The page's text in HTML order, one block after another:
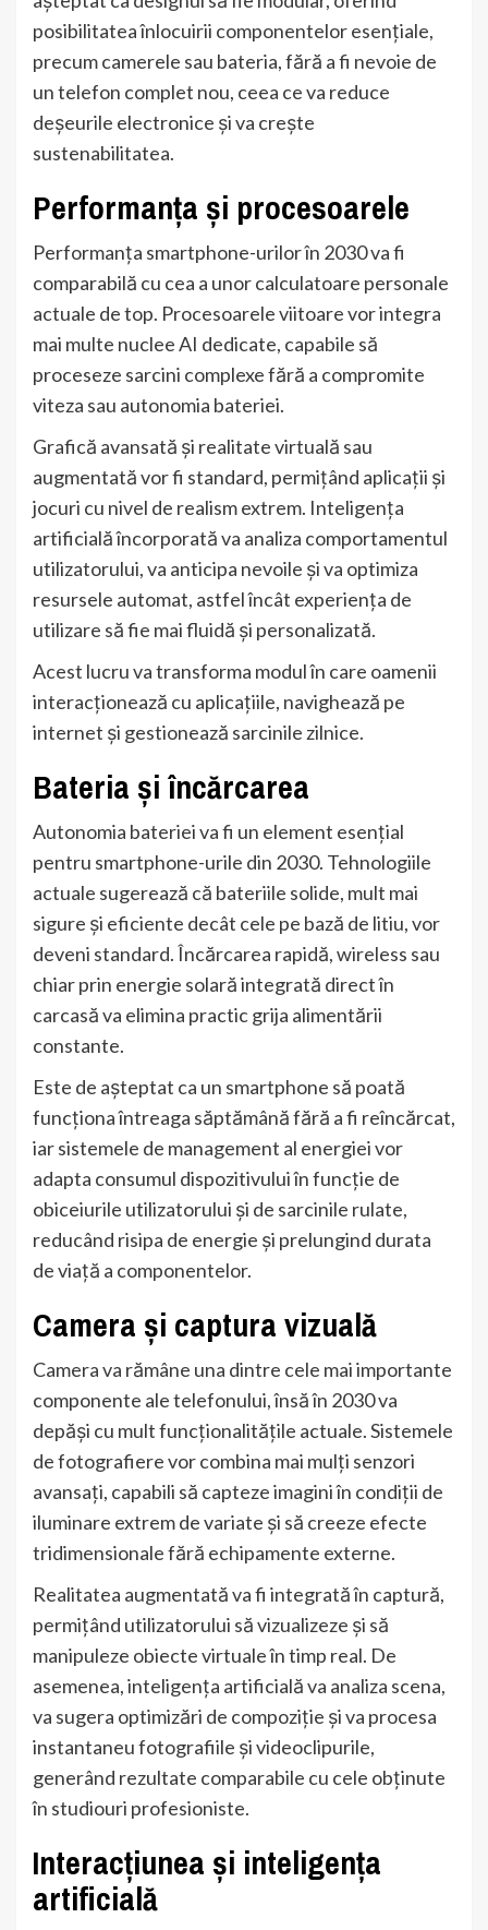
posibilitatea înlocuirii componentelor esențiale,
precum camerele sau bateria, fără a fi nevoie de
un telefon complet nou, ceea ce va reduce
deșeurile electronice și va crește
sustenabilitatea.
Performanța și procesoarele
Performanța smartphone-urilor în 2030 va fi
comparabilă cu cea a unor calculatoare personale
actuale de top. Procesoarele viitoare vor integra
mai multe nuclee AI dedicate, capabile să
proceseze sarcini complexe fără a compromite
viteza sau autonomia bateriei.
Grafică avansată și realitate virtuală sau
augmentată vor fi standard, permițând aplicații și
jocuri cu nivel de realism extrem. Inteligența
artificială încorporată va analiza comportamentul
utilizatorului, va anticipa nevoile și va optimiza
resursele automat, astfel încât experiența de
utilizare să fie mai fluidă și personalizată.
Acest lucru va transforma modul în care oamenii
interacționează cu aplicațiile, navighează pe
internet și gestionează sarcinile zilnice.
Bateria și încărcarea
Autonomia bateriei va fi un element esențial
pentru smartphone-urile din 2030. Tehnologiile
actuale sugerează că bateriile solide, mult mai
sigure și eficiente decât cele pe bază de litiu, vor
deveni standard. Încărcarea rapidă, wireless sau
chiar prin energie solară integrată direct în
carcasă va elimina practic grija alimentării
constante.
Este de așteptat ca un smartphone să poată
funcționa întreaga săptămână fără a fi reîncărcat,
iar sistemele de management al energiei vor
adapta consumul dispozitivului în funcție de
obiceiurile utilizatorului și de sarcinile rulate,
reducând risipa de energie și prelungind durata
de viață a componentelor.
Camera și captura vizuală
Camera va rămâne una dintre cele mai importante
componente ale telefonului, însă în 2030 va
depăși cu mult funcționalitățile actuale. Sistemele
de fotografiere vor combina mai mulți senzori
avansați, capabili să capteze imagini în condiții de
iluminare extrem de variate și să creeze efecte
tridimensionale fără echipamente externe.
Realitatea augmentată va fi integrată în captură,
permițând utilizatorului să vizualizeze și să
manipuleze obiecte virtuale în timp real. De
asemenea, inteligența artificială va analiza scena,
va sugera optimizări de compoziție și va procesa
instantaneu fotografiile și videoclipurile,
generând rezultate comparabile cu cele obținute
în studiouri profesioniste.
Interacțiunea și inteligența
artificială